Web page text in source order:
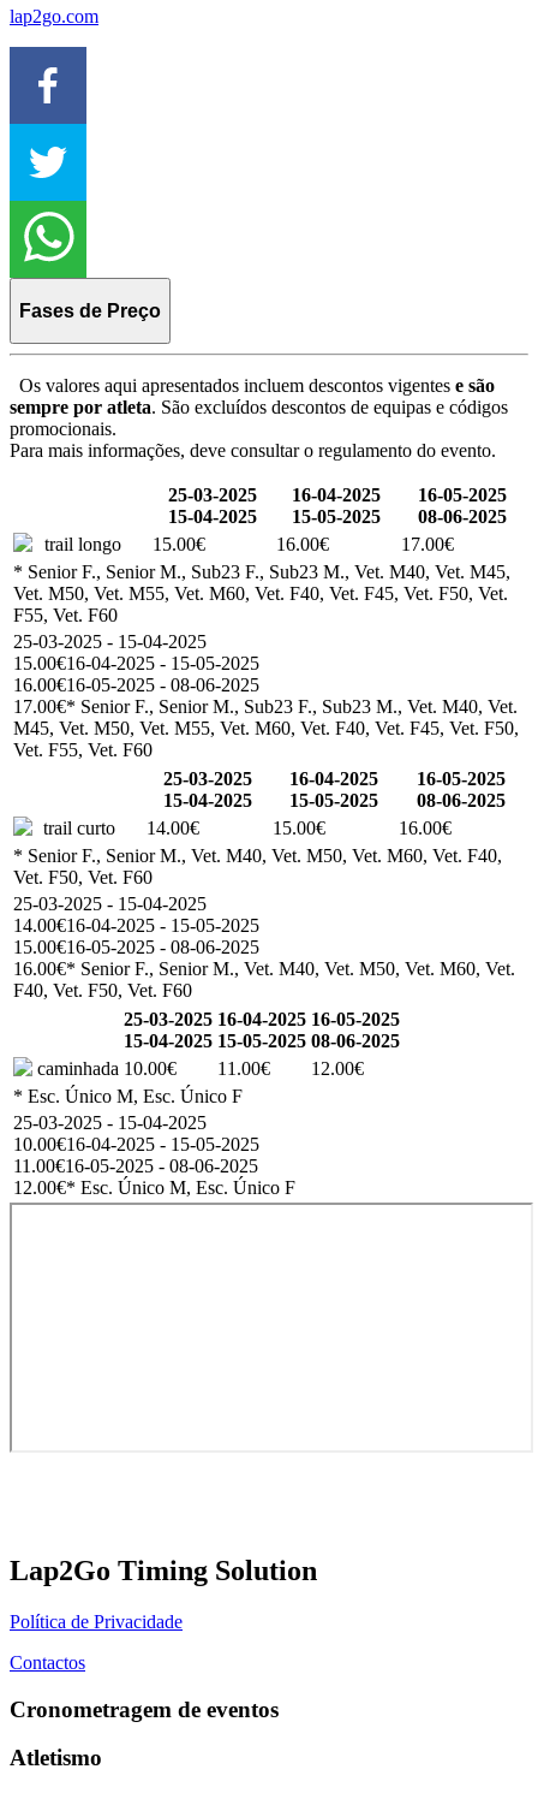
lap2go.com
Fases de Preço
Os valores aqui apresentados incluem descontos vigentes e são
sempre por atleta. São excluídos descontos de equipas e códigos
promocionais.
Para mais informações, deve consultar o regulamento do evento.
25-03-2025
15-04-2025
16-04-2025
15-05-2025
16-05-2025
08-06-2025
trail longo
15.00€ 16.00€
17.00€
* Senior F., Senior M., Sub23 F., Sub23 M., Vet. M40, Vet. M45,
Vet. M50, Vet. M55, Vet. M60, Vet. F40, Vet. F45, Vet. F50, Vet.
F55, Vet. F60
25-03-2025 - 15-04-2025
15.00€16-04-2025 - 15-05-2025
16.00€16-05-2025 - 08-06-2025
17.00€* Senior F., Senior M., Sub23 F., Sub23 M., Vet. M40, Vet.
M45, Vet. M50, Vet. M55, Vet. M60, Vet. F40, Vet. F45, Vet. F50,
Vet. F55, Vet. F60
25-03-2025
15-04-2025
16-04-2025
15-05-2025
16-05-2025
08-06-2025
trail curto
14.00€ 15.00€
16.00€
* Senior F., Senior M., Vet. M40, Vet. M50, Vet. M60, Vet. F40,
Vet. F50, Vet. F60
25-03-2025 - 15-04-2025
14.00€16-04-2025 - 15-05-2025
15.00€16-05-2025 - 08-06-2025
16.00€* Senior F., Senior M., Vet. M40, Vet. M50, Vet. M60, Vet.
F40, Vet. F50, Vet. F60
25-03-2025
15-04-2025
16-04-2025
15-05-2025
16-05-2025
08-06-2025
caminhada 10.00€ 11.00€
12.00€
* Esc. Único M, Esc. Único F
25-03-2025 - 15-04-2025
10.00€16-04-2025 - 15-05-2025
11.00€16-05-2025 - 08-06-2025
12.00€* Esc. Único M, Esc. Único F
Lap2Go Timing Solution
Política de Privacidade
Contactos
Cronometragem de eventos
Atletismo